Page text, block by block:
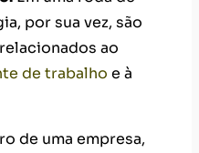
por sua vez, são
ao
de trabalho e à
de uma empresa,